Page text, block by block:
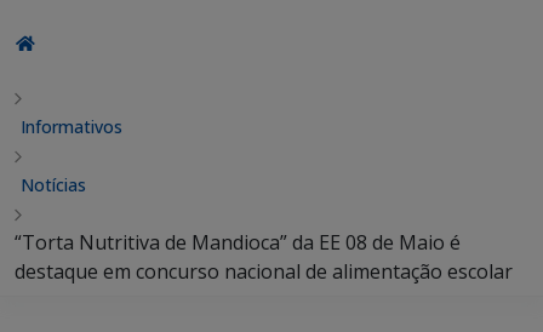
Informativos
Notícias
“Torta Nutritiva de Mandioca” da EE 08 de Maio é
destaque em concurso nacional de alimentação escolar